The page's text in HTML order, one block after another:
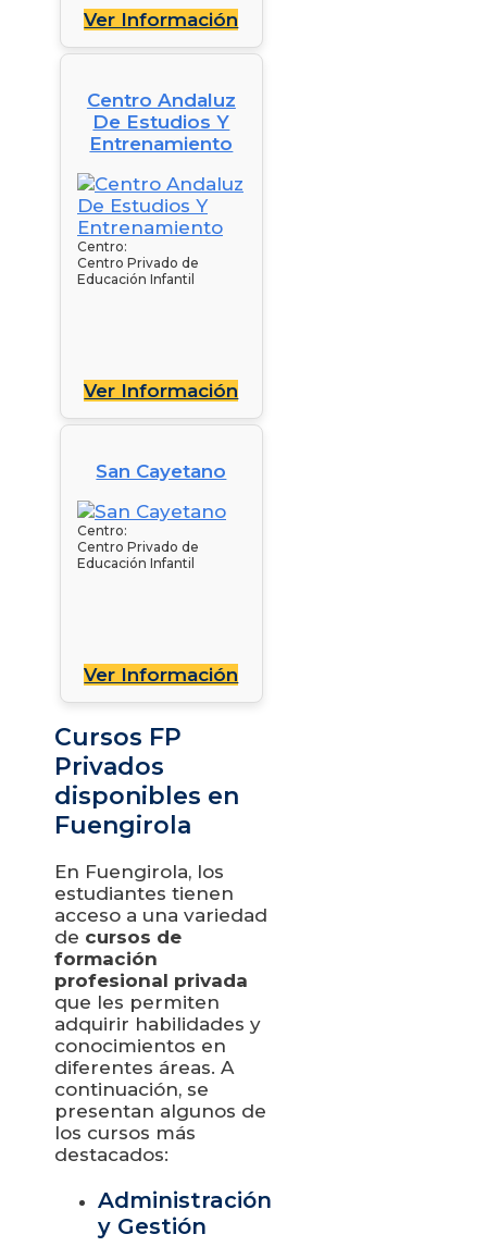
Ver Información
Centro Andaluz
De Estudios Y
Entrenamiento
Centro:
Centro Privado de
Educación Infantil
Ver Información
San Cayetano
Centro:
Centro Privado de
Educación Infantil
Ver Información
Cursos FP
Privados
disponibles en
Fuengirola
En Fuengirola, los
estudiantes tienen
acceso a una variedad
de cursos de
formación
profesional privada
que les permiten
adquirir habilidades y
conocimientos en
diferentes áreas. A
continuación, se
presentan algunos de
los cursos más
destacados:
Administración
y Gestión